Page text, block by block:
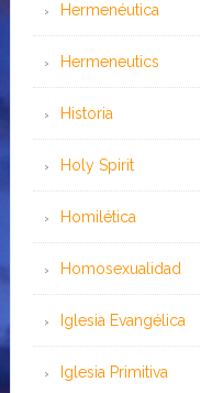
Hermenéutica
Hermeneutics
Historia
Holy Spirit
Homilética
Homosexualidad
Iglesia Evangélica
Iglesia Primitiva